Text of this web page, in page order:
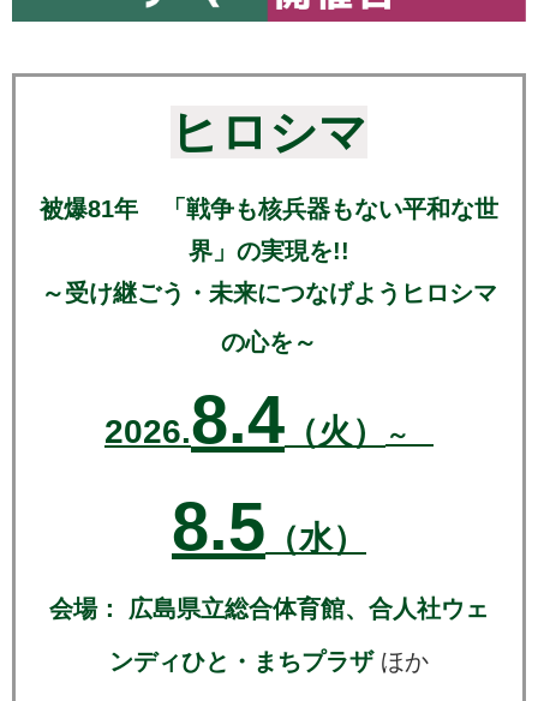
ヒロシマ
被爆81年 「戦争も核兵器もない平和な世
界」の実現を!!
～受け継ごう・未来につなげようヒロシマ
の心を～
2026.8.4 （火） ～
8.5 （水）
会場： 広島県立総合体育館、合人社ウェ
ンディひと・まちプラザほか